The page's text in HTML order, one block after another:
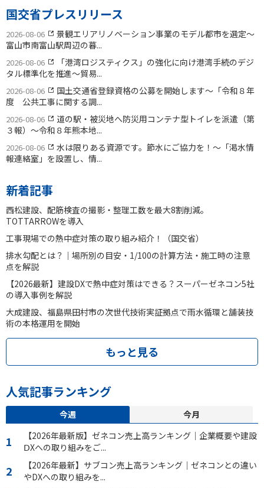
国交省プレスリリース
2026-08-06
景観エリアリノベーション事業のモデル都市を選定〜
富山市南富山駅周辺の暮...
2026-08-06
「港湾ロジスティクス」の強化に向け港湾手続のデジ
タル標準化を推進〜貿易...
2026-08-06
国土交通省登録資格の公募を開始します〜「令和８年
度 公共工事に関する調...
2026-08-06
道の駅・被災地へ防災用コンテナ型トイレを派遣（第
３報）〜令和８年熊本地...
2026-08-06
水は限りある資源です。節水にご協力を！〜「渇水情
報連絡室」を設置し、情...
新着記事
西松建設、配筋検査の撮影・整理工数を最大8割削減。
TOTTARROWを導入
工事現場での熱中症対策の取り組み紹介！（国交省）
排水勾配とは？｜場所別の目安・1/100の計算方法・施工時の注意
点を解説
【2026最新】建設DXで熱中症対策はできる？スーパーゼネコン5社
の導入事例を解説
大成建設、福島県田村市の次世代技術実証拠点で雨水循環と舗装技
術の本格運用を開始
もっと見る
人気記事ランキング
今週
今月
【2026年最新版】ゼネコン売上高ランキング｜企業概要や建設
ⅮXへの取り組みをご...
【2026年最新】サブコン売上高ランキング｜ゼネコンとの違い
やDXへの取り組みを...